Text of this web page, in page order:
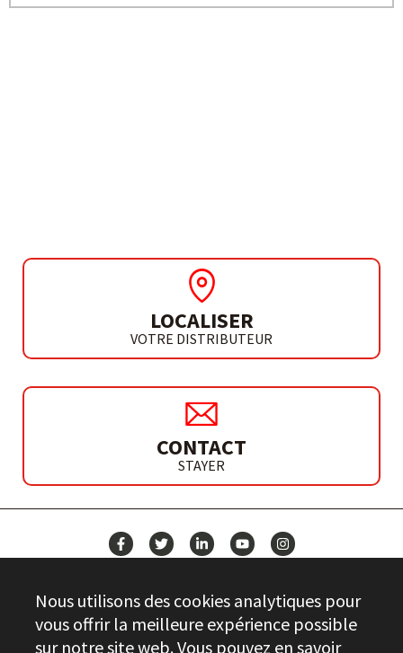
LOCALISER
VOTRE DISTRIBUTEUR
CONTACT
STAYER
CONTACT
Nous utilisons des cookies analytiques pour
vous offrir la meilleure expérience possible
sur notre site web. Vous pouvez en savoir